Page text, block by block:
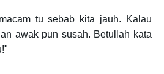
tu sebab kita jauh. Kalau
awak pun susah. Betullah kata